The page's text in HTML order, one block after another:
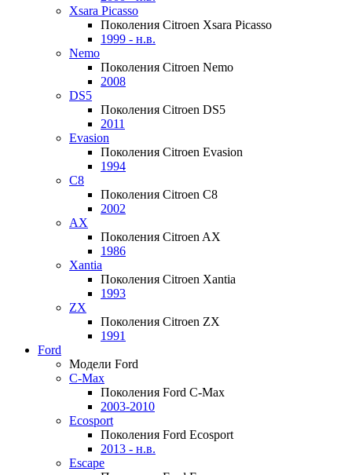
Xsara Picasso
Поколения Citroen Xsara Picasso
1999 - н.в.
Nemo
Поколения Citroen Nemo
2008
DS5
Поколения Citroen DS5
2011
Evasion
Поколения Citroen Evasion
1994
C8
Поколения Citroen C8
2002
AX
Поколения Citroen AX
1986
Xantia
Поколения Citroen Xantia
1993
ZX
Поколения Citroen ZX
1991
Ford
Модели Ford
C-Max
Поколения Ford C-Max
2003-2010
Ecosport
Поколения Ford Ecosport
2013 - н.в.
Escape